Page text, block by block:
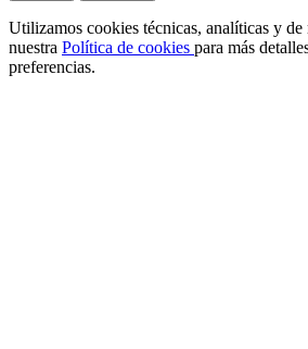
Utilizamos cookies técnicas, analíticas y
nuestra Política de cookies para más
preferencias.